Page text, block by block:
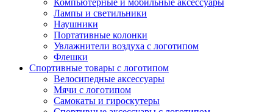
Компьютерные и мобильные аксессуары
Лампы и светильники
Наушники
Портативные колонки
Увлажнители воздуха с логотипом
Флешки
Спортивные товары с логотипом
Велосипедные аксессуары
Мячи с логотипом
Самокаты и гироскутеры